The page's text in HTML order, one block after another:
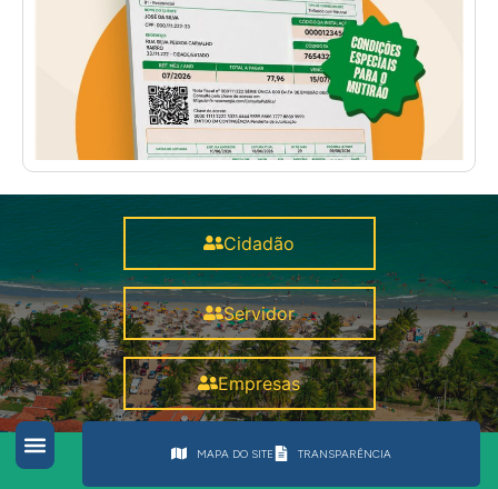
Cidadão
Servidor
Empresas
MAPA DO SITE TRANSPARÊNCIA